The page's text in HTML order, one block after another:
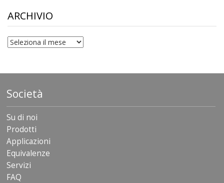
ARCHIVIO
archivio
Società
Su di noi
Prodotti
Applicazioni
Equivalenze
Servizi
FAQ